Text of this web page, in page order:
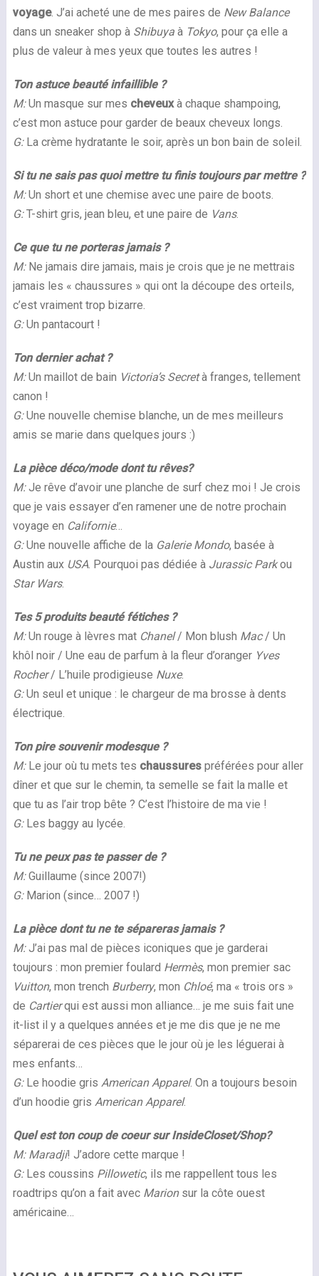
voyage. J’ai acheté une de mes paires de New Balance
dans un sneaker shop à Shibuyaà Tokyo, pour ça elle a
plus de valeur à mes yeux que toutes les autres !
Ton astuce beauté infaillible ?
M:Un masque sur mes cheveuxà chaque shampoing,
c’est mon astuce pour garder de beaux cheveux longs.
G:La crème hydratante le soir, après un bon bain de soleil.
Si tu ne sais pas quoi mettre tu finis toujours par mettre ?
M:Un short et une chemise avec une paire de boots.
G:T-shirt gris, jean bleu, et une paire de Vans.
Ce que tu ne porteras jamais ?
M:Ne jamais dire jamais, mais je crois que je ne mettrais
jamais les « chaussures » qui ont la découpe des orteils,
c’est vraiment trop bizarre.
G:Un pantacourt !
Ton dernier achat ?
M:Un maillot de bain Victoria’s Secretà franges, tellement
canon !
G:Une nouvelle chemise blanche, un de mes meilleurs
amis se marie dans quelques jours :)
La pièce déco/mode dont tu rêves?
M:Je rêve d’avoir une planche de surf chez moi ! Je crois
que je vais essayer d’en ramener une de notre prochain
voyage en Californie…
G:Une nouvelle affiche de la Galerie Mondo, basée à
Austin aux USA. Pourquoi pas dédiée à Jurassic Parkou
Star Wars.
Tes 5 produits beauté fétiches ?
M:Un rouge à lèvres mat Chanel/ Mon blush Mac/ Un
khôl noir / Une eau de parfum à la fleur d’oranger Yves
Rocher/ L’huile prodigieuse Nuxe.
G:Un seul et unique : le chargeur de ma brosse à dents
électrique.
Ton pire souvenir modesque ?
M:Le jour où tu mets tes chaussurespréférées pour aller
dîner et que sur le chemin, ta semelle se fait la malle et
que tu as l’air trop bête ? C’est l’histoire de ma vie !
G:Les baggy au lycée.
Tu ne peux pas te passer de ?
M:Guillaume (since 2007!)
G:Marion (since… 2007 !)
La pièce dont tu ne te sépareras jamais ?
M:J’ai pas mal de pièces iconiques que je garderai
toujours : mon premier foulard Hermès, mon premier sac
Vuitton, mon trench Burberry, mon Chloé, ma « trois ors »
de Cartierqui est aussi mon alliance… je me suis fait une
it-list il y a quelques années et je me dis que je ne me
séparerai de ces pièces que le jour où je les léguerai à
mes enfants…
G:Le hoodie gris American Apparel. On a toujours besoin
d’un hoodie gris American Apparel.
Quel est ton coup de coeur sur InsideCloset/Shop?
M: Maradji! J’adore cette marque !
G:Les coussins Pillowetic, ils me rappellent tous les
roadtrips qu’on a fait avec Marionsur la côte ouest
américaine…